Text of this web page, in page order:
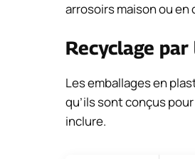
arrosoirs maison ou
Recyclage
Les emballages en
qu’ils sont conçus
inclure.